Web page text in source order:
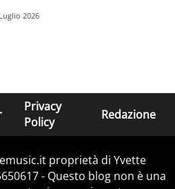
2026
Privacy
Policy
Redazione
proprietà di Yvette
- Questo blog non è una